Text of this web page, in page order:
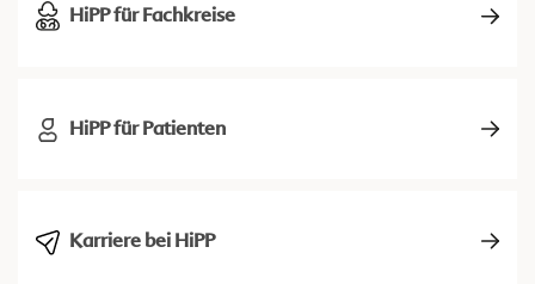
HiPP für Fachkreise
HiPP für Patienten
Karriere bei HiPP